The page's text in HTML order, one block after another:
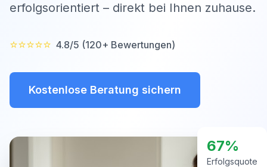
erfolgsorientiert – direkt bei Ihnen zuhause.
⭐⭐⭐⭐⭐ 4.8/5 (120+ Bewertungen)
Kostenlose Beratung sichern
67%
Erfolgsquote